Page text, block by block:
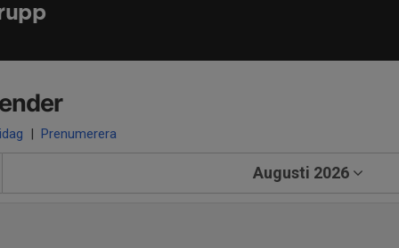
| Prenumerera
Augusti 2026